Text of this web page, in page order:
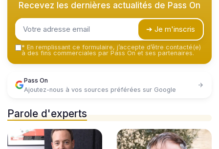
Recevez les dernières actualités de Pass On
➔ Je m'inscris
* En remplissant ce formulaire, j’accepte d’être contacté(e)
à des fins commerciales par Pass On et ses partenaires.
Pass On
Ajoutez-nous à vos sources préférées sur Google
Parole d'experts